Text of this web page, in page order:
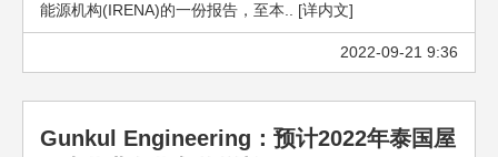
能源机构(IRENA)的一份报告，至本.. [详内文]
2022-09-21 9:36
Gunkul Engineering：预计2022年泰国屋